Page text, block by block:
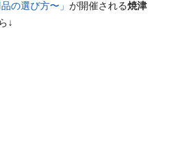
の選び方〜」 が開催される焼津
↓